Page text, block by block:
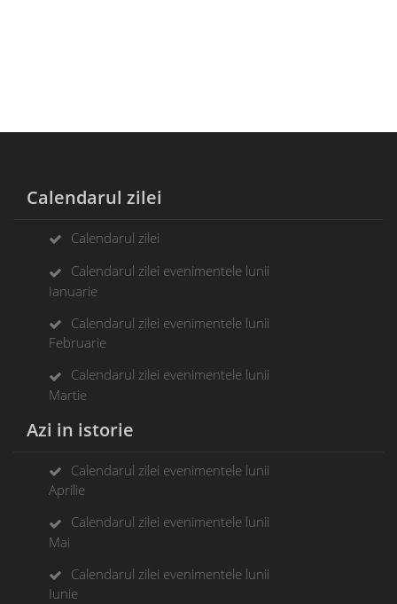
Calendarul zilei
Calendarul zilei
Calendarul zilei evenimentele lunii
Ianuarie
Calendarul zilei evenimentele lunii
Februarie
Calendarul zilei evenimentele lunii
Martie
Azi in istorie
Calendarul zilei evenimentele lunii
Aprilie
Calendarul zilei evenimentele lunii
Mai
Calendarul zilei evenimentele lunii
Iunie